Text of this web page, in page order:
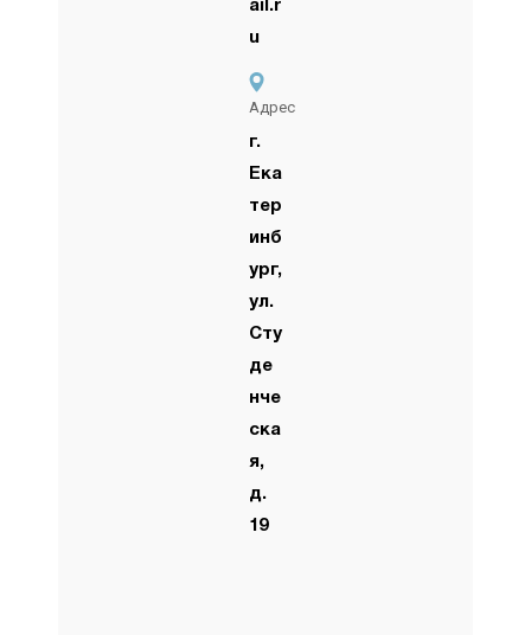
ail.r
u
Адрес
г.
Ека
тер
инб
ург,
ул.
Сту
де
нче
ска
я,
д.
19